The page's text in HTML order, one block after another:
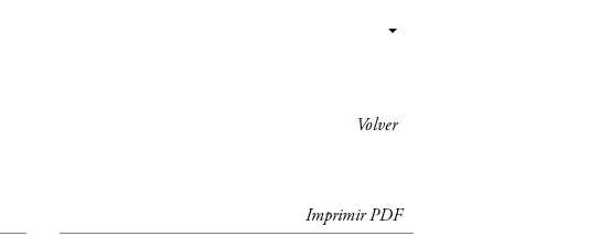
Volver
Imprimir PDF